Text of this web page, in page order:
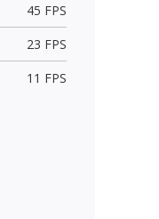
45 FPS
23 FPS
11 FPS